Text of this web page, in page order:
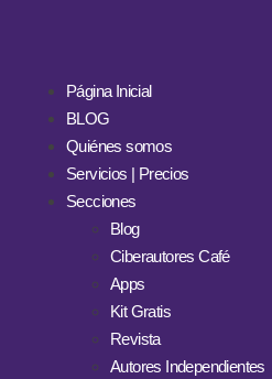
Página Inicial
BLOG
Quiénes somos
Servicios | Precios
Secciones
Blog
Ciberautores Café
Apps
Kit Gratis
Revista
Autores Independientes